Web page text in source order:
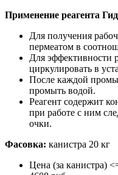
Применение реагента
Для получения
пермеатом в
Для эффективности
циркулировать в
После каждой
промыть водой.
Реагент содержит
при работе с ним
очки.
Фасовка: канистра 20 кг
Цена (за канистра)